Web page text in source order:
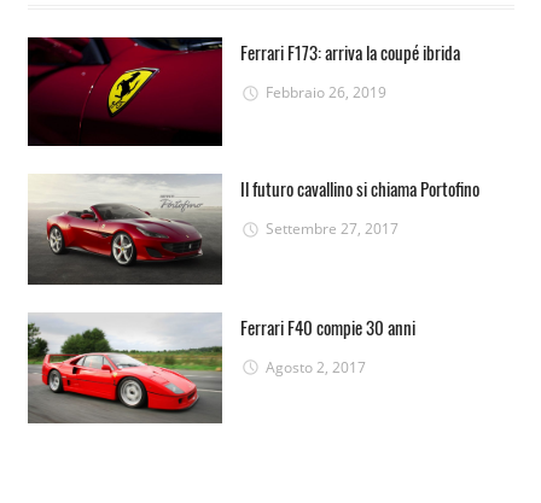
Ferrari F173: arriva la coupé ibrida
Febbraio 26, 2019
Il futuro cavallino si chiama Portofino
Settembre 27, 2017
Ferrari F40 compie 30 anni
Agosto 2, 2017